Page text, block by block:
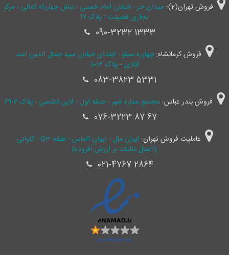
فروش تهران(2):
میدان حر - خیابان امام خمینی - نبش چهارراه کمالی - مرکز
تجاری فضیلت - پلاک ۱۷
090-3232 1333
فروش کرمانشاه:چهارره سیلو - ابتدای خیابان سید جمال ‌الدین اسد
آبادی - پلاک 1016
083-3823 5331
فروش بندر عباس: مجتمع ستاره شهر - طبقه اول - لاین اطلسی - پلاک 2-69
076-3223 87 67
عاملیت فروش تهران:
ایران مال - ایوان الماس - طبقه G3 - کاوانی
(اعمال مالیات بر ارزش افزوده)
021-4767 2864